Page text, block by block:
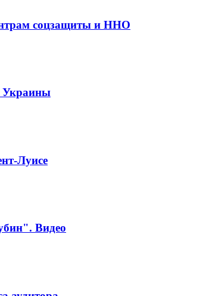
соцзащиты и ННО
Украины
Луисе
Видео